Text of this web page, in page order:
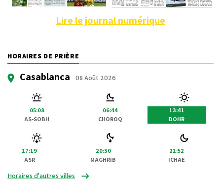
Lire le journal numérique
HORAIRES DE PRIÈRE
Casablanca 08 Août 2026
05:08
AS-SOBH
06:44
CHOROQ
13:41
DOHR
17:19
ASR
20:30
MAGHRIB
21:52
ICHAE
Horaires d'autres villes